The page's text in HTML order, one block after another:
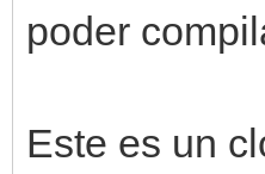
poder
Este es un